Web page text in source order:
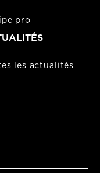
pro
les actualités